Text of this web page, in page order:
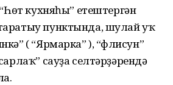
кухняһы” етештергән
пунктында, шулай уҡ
( “Ярмарка” ), “Әфлисун”
сауҙа селтәрҙәрендә